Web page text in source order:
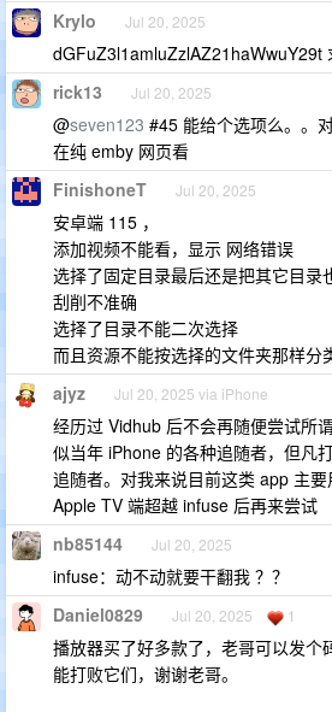
Krylo Jul 20, 2025
dGFuZ3l1amluZzlAZ21haWwuY29t
rick13 Jul 20, 2025
@seven123 #45 能给个选项么。。
在纯 emby 网页看
FinishoneT Jul 20, 2025
安卓端 115 ，
添加视频不能看，显示 网络错误
选择了固定目录最后还是把其它目录
刮削不准确
选择了目录不能二次选择
而且资源不能按选择的文件夹那样分
ajyz Jul 20, 2025 via iPhone
经历过 Vidhub 后不会再随便尝试所
似当年 iPhone 的各种追随者，但凡
追随者。对我来说目前这类 app 主
Apple TV 端超越 infuse 后再来尝试
nb85144 Jul 20, 2025
infuse：动不动就要干翻我 ？？
Daniel0829 Jul 20, 2025 1
播放器买了好多款了，老哥可以发个
能打败它们，谢谢老哥。